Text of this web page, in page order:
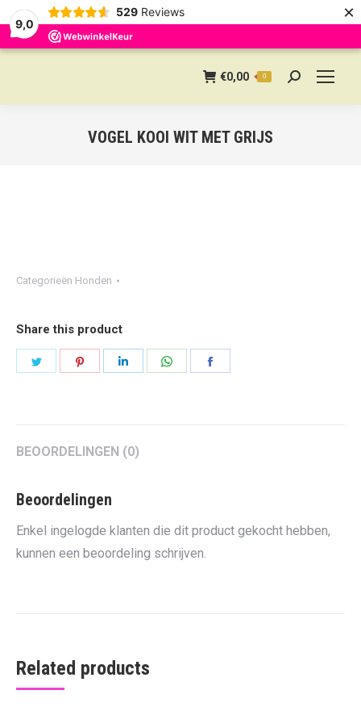
9,0
529 Reviews ×
€0,00 0 Search:
VOGEL KOOI WIT MET GRIJS
Categorieën Honden
Share this product
BEOORDELINGEN (0)
Beoordelingen
Enkel ingelogde klanten die dit product gekocht hebben,
kunnen een beoordeling schrijven.
Related products